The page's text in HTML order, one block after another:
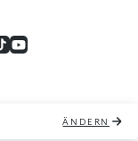
ÄNDERN